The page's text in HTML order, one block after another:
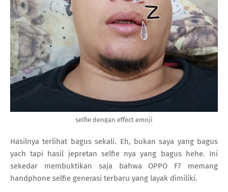
selfie dengan effect emoji
Hasilnya terlihat bagus sekali. Eh, bukan saya yang bagus
yach tapi hasil jepretan selfie nya yang bagus hehe. Ini
sekedar membuktikan saja bahwa OPPO F7 memang
handphone selfie generasi terbaru yang layak dimiliki.